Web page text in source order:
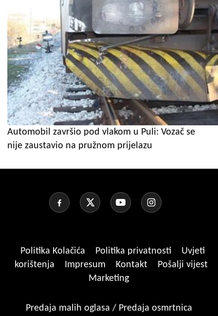
Automobil završio pod vlakom u Puli: Vozač se
nije zaustavio na pružnom prijelazu
Politika Kolačića Politika privatnosti
Uvjeti
korištenja
Impresum Kontakt
Pošalji vijest
Marketing
Predaja malih oglasa / Predaja osmrtnica